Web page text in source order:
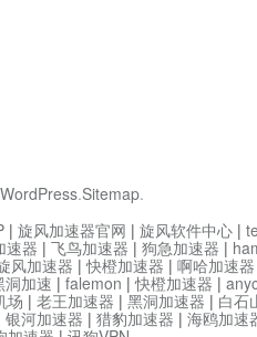
WordPress.Sitemap.
| 旋风加速器官网 | 旋风软件中心 |
速器 | 飞鸟加速器 | 狗急加速器 |
风加速器 |快橙加速器 | 啊哈加速器
洞加速 | falemon |快橙加速器 |
场 | 老王加速器 | 黑洞加速器 | 白石
银河加速器 | 猎豹加速器 | 海鸥加速